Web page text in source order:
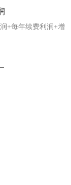
+每年续费利润+增